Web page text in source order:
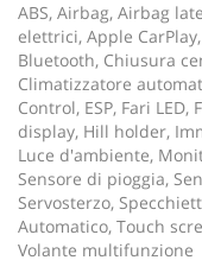
ABS, Airbag, Airbag
elettrici, Apple
Bluetooth, Chiusura
Climatizzatore
Control, ESP, Fari
display, Hill holder,
Luce d'ambiente,
Sensore di pioggia,
Servosterzo,
Automatico, Touch
Volante multifunzione